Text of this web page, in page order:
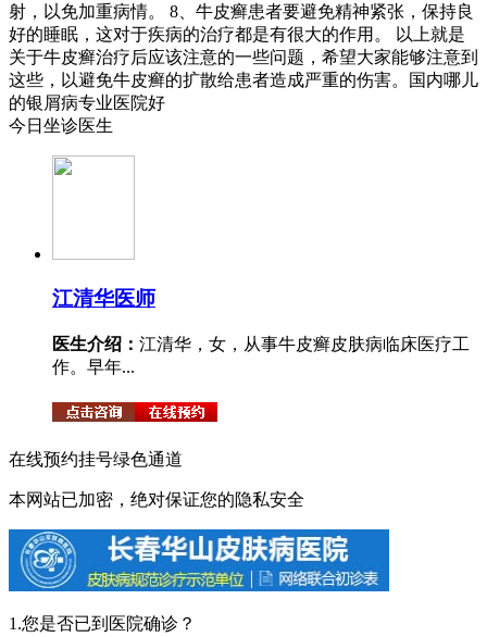
射，以免加重病情。 8、牛皮癣患者要避免精神紧张，保持良
好的睡眠，这对于疾病的治疗都是有很大的作用。 以上就是
关于牛皮癣治疗后应该注意的一些问题，希望大家能够注意到
这些，以避免牛皮癣的扩散给患者造成严重的伤害。国内哪儿
的银屑病专业医院好
今日坐诊医生
江清华医师
医生介绍： 江清华，女，从事牛皮癣皮肤病临床医疗工
作。早年...
在线预约挂号绿色通道
本网站已加密，绝对保证您的隐私安全
1.您是否已到医院确诊？